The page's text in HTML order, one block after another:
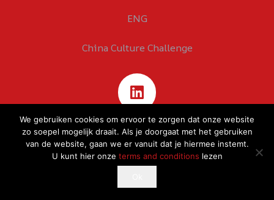
ENG
China Culture Challenge
If you continue to use this site, you agree with it.
We gebruiken cookies om ervoor te zorgen dat onze website
zo soepel mogelijk draait. Als je doorgaat met het gebruiken
van de website, gaan we er vanuit dat je hiermee instemt.
U kunt hier onze terms and conditions lezen